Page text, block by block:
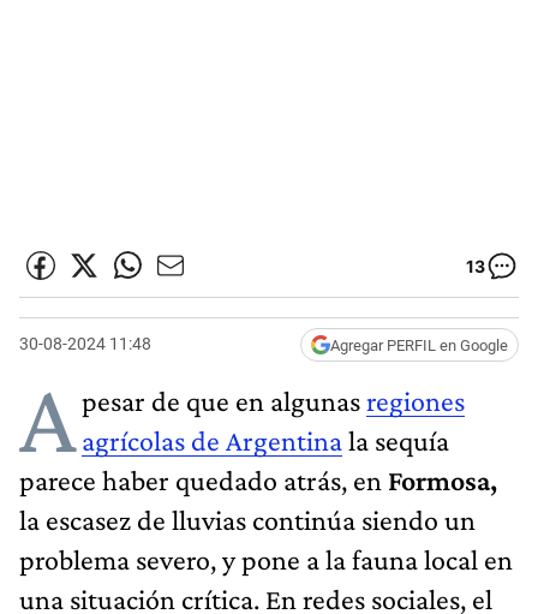
13
30-08-2024 11:48 Agregar PERFIL en Google
Apesar de que en algunasregiones
agrícolas de Argentinala sequía
parece haber quedado atrás, en Formosa,
la escasez de lluvias continúa siendo un
problema severo, y pone a la fauna local en
una situación crítica. En redes sociales, el